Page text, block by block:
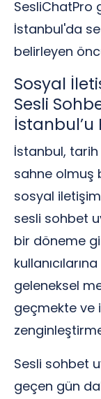
SesliChatPro
İstanbul'da
belirleyen
Sosyal
Sesli
İstanbul’u
İstanbul,
sahne olmuş
sosyal
sesli sohbet
bir döneme
geleneksel
geçmekte ve
Sesli sohbet
geçen gün